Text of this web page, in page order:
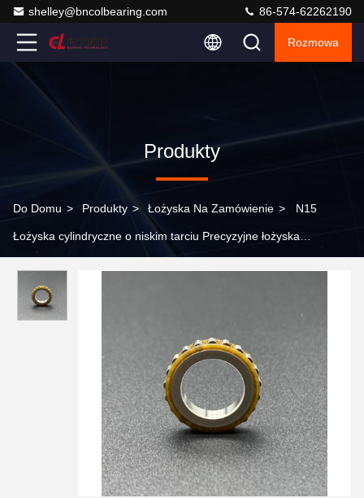
shelley@bncolbearing.com 86-574-62262190
Rozmowa
Produkty
Do Domu > Produkty > Łożyska Na Zamówienie > N15
Łożyska cylindryczne o niskim tarciu Precyzyjne łożyska